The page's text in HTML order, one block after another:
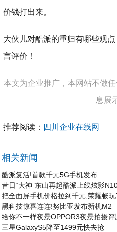
价钱打出来。
大伙儿对酷派的重归有哪些观
言评价！
本文为企业推广，本网站不做
息展
推荐阅读： 四川企业在线网
相关新闻
酷派复活!首款千元5G手机发布
昔日“大神”东山再起酷派上线炫影
把全面屏手机价格拉到千元,荣耀畅
黑科技惊喜连连!努比亚发布新机M2
给你不一样夜景OPPOR3夜景拍摄评
三星GalaxyS5降至1499元快去抢